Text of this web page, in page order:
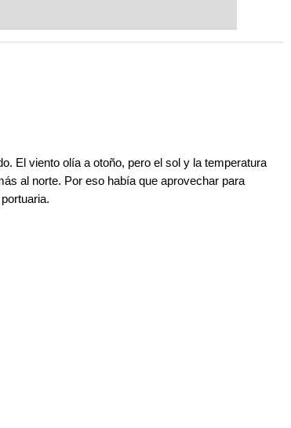
world of club chess,
personalised
El viento olía a otoño, pero el sol y la temperatura
al norte. Por eso había que aprovechar para